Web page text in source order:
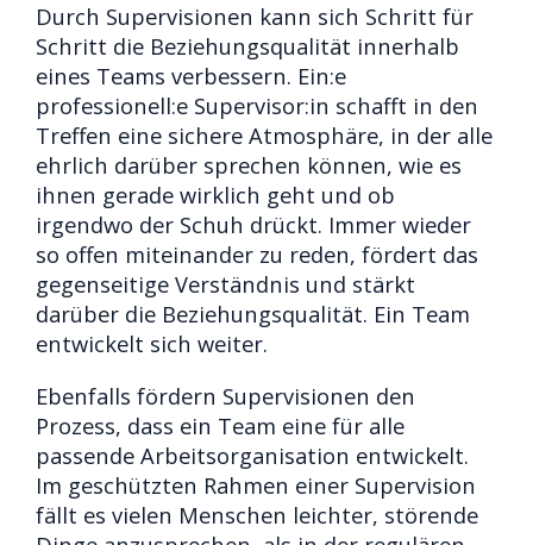
Durch Supervisionen kann sich Schritt für
Schritt die Beziehungsqualität innerhalb
eines Teams verbessern. Ein:e
professionell:e Supervisor:in schafft in den
Treffen eine sichere Atmosphäre, in der alle
ehrlich darüber sprechen können, wie es
ihnen gerade wirklich geht und ob
irgendwo der Schuh drückt. Immer wieder
so offen miteinander zu reden, fördert das
gegenseitige Verständnis und stärkt
darüber die Beziehungsqualität. Ein Team
entwickelt sich weiter.
Ebenfalls fördern Supervisionen den
Prozess, dass ein Team eine für alle
passende Arbeitsorganisation entwickelt.
Im geschützten Rahmen einer Supervision
fällt es vielen Menschen leichter, störende